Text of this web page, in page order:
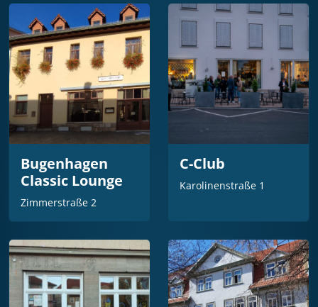
Bugenhagen
Classic Lounge
Zimmerstraße 2
C-Club
Karolinenstraße 1